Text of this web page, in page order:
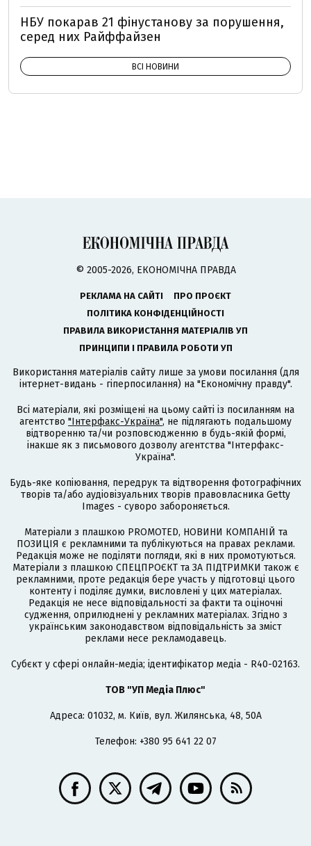
НБУ покарав 21 фінустанову за порушення,
серед них Райффайзен
ВСІ НОВИНИ
© 2005-2026, ЕКОНОМІЧНА ПРАВДА
РЕКЛАМА НА САЙТІ
ПРО ПРОЄКТ
ПОЛІТИКА КОНФІДЕНЦІЙНОСТІ
ПРАВИЛА ВИКОРИСТАННЯ МАТЕРІАЛІВ УП
ПРИНЦИПИ І ПРАВИЛА РОБОТИ УП
Використання матеріалів сайту лише за умови посилання (для
інтернет-видань - гіперпосилання) на "Економічну правду".
Всі матеріали, які розміщені на цьому сайті із посиланням на
агентство "Інтерфакс-Україна", не підлягають подальшому
відтворенню та/чи розповсюдженню в будь-якій формі,
інакше як з письмового дозволу агентства "Інтерфакс-
Україна".
Будь-яке копіювання, передрук та відтворення фотографічних
творів та/або аудіовізуальних творів правовласника Getty
Images - суворо забороняється.
Матеріали з плашкою PROMOTED, НОВИНИ КОМПАНІЙ та
ПОЗИЦІЯ є рекламними та публікуються на правах реклами.
Редакція може не поділяти погляди, які в них промотуються.
Матеріали з плашкою СПЕЦПРОЄКТ та ЗА ПІДТРИМКИ також є
рекламними, проте редакція бере участь у підготовці цього
контенту і поділяє думки, висловлені у цих матеріалах.
Редакція не несе відповідальності за факти та оціночні
судження, оприлюднені у рекламних матеріалах. Згідно з
українським законодавством відповідальність за зміст
реклами несе рекламодавець.
Cубєкт у сфері онлайн-медіа; ідентифікатор медіа - R40-02163.
ТОВ "УП Медіа Плюс"
Адреса: 01032, м. Київ, вул. Жилянська, 48, 50А
Телефон: +380 95 641 22 07